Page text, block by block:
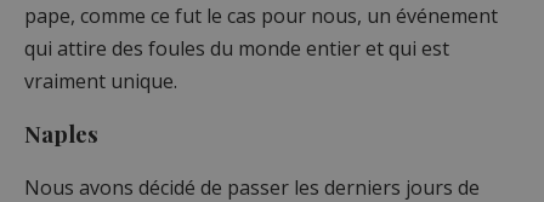
pape, comme ce fut le cas pour nous, un événement
qui attire des foules du monde entier et qui est
vraiment unique.
Naples
Nous avons décidé de passer les derniers jours de